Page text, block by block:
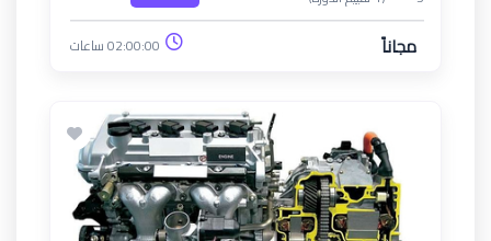
مجاناً 02:00:00 ساعات